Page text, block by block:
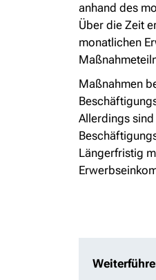
anhand des
Über die Zeit
monatlichen
Maßnahmen
Allerdings
Längerfristig